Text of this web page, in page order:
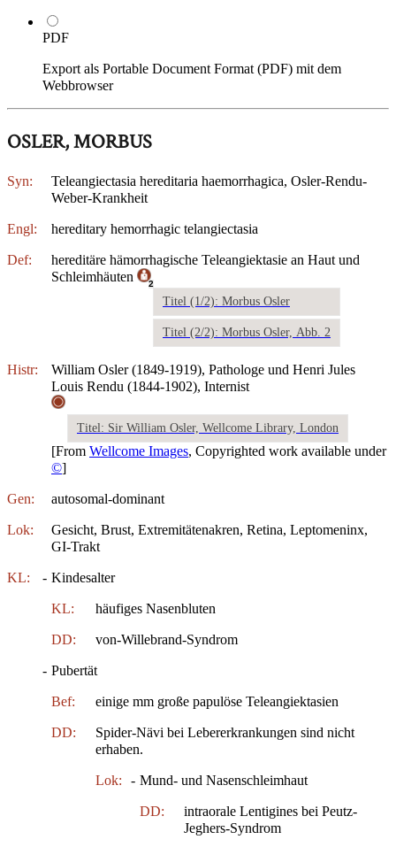
PDF
Export als Portable Document Format (PDF) mit dem
Webbrowser
OSLER, MORBUS
Syn:
Teleangiectasia hereditaria haemorrhagica, Osler-Rendu-
Weber-Krankheit
Engl: hereditary hemorrhagic telangiectasia
Def:
hereditäre hämorrhagische Teleangiektasie an Haut und
Schleimhäuten
2
Titel (1/2): Morbus Osler
Titel (2/2): Morbus Osler, Abb. 2
Histr:
William Osler (1849-1919), Pathologe und Henri Jules
Louis Rendu (1844-1902), Internist
Titel: Sir William Osler, Wellcome Library, London
[From Wellcome Images, Copyrighted work available under
©]
Gen: autosomal-dominant
Lok:
Gesicht, Brust, Extremitätenakren, Retina, Leptomeninx,
GI-Trakt
KL: - Kindesalter
KL: häufiges Nasenbluten
DD: von-Willebrand-Syndrom
- Pubertät
Bef: einige mm große papulöse Teleangiektasien
DD:
Spider-Nävi bei Lebererkrankungen sind nicht
erhaben.
Lok: - Mund- und Nasenschleimhaut
DD:
intraorale Lentigines bei Peutz-
Jeghers-Syndrom